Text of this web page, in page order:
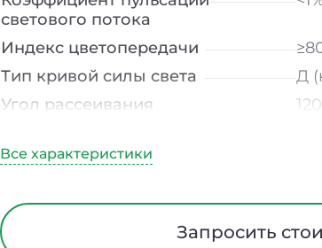
светового потока
Индекс цветопередачи
Тип кривой силы света
Д
Угол рассеивания
Тип рассеивателя
Блок аварийного питания
Запросить